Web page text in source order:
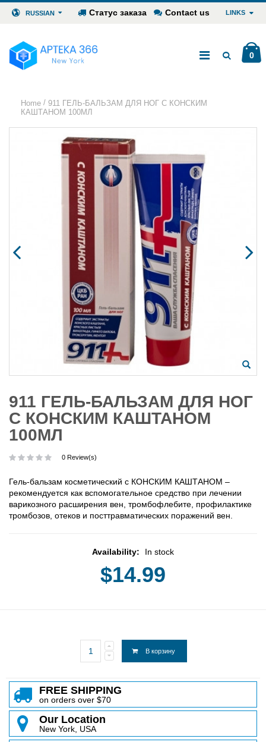
RUSSIAN Статус заказа Contact us LINKS
0
Home / 911 ГЕЛЬ-БАЛЬЗАМ ДЛЯ НОГ С КОНСКИМ
КАШТАНОМ 100МЛ
911 ГЕЛЬ-БАЛЬЗАМ ДЛЯ НОГ
С КОНСКИМ КАШТАНОМ
100МЛ
0 Review(s)
Гель-бальзам косметический с КОНСКИМ КАШТАНОМ –
рекомендуется как вспомогательное средство при лечении
варикозного расширения вен, тромбофлебите, профилактике
тромбозов, отеков и посттравматических поражений вен.
Availability: In stock
$14.99
В корзину
FREE SHIPPING
on orders over $70
Our Location
New York, USA